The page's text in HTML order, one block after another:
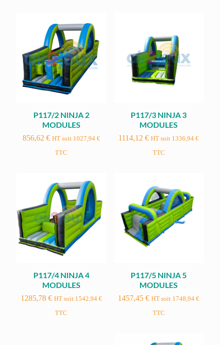
P117/2 NINJA 2
MODULES
856,62 € HT soit 1027,94 €
TTC
P117/3 NINJA 3
MODULES
1114,12€ HT soit 1336,94€
TTC
P117/4 NINJA 4
MODULES
1285,78 € HT soit 1542,94 €
TTC
P117/5 NINJA 5
MODULES
1457,45€ HT soit 1748,94€
TTC